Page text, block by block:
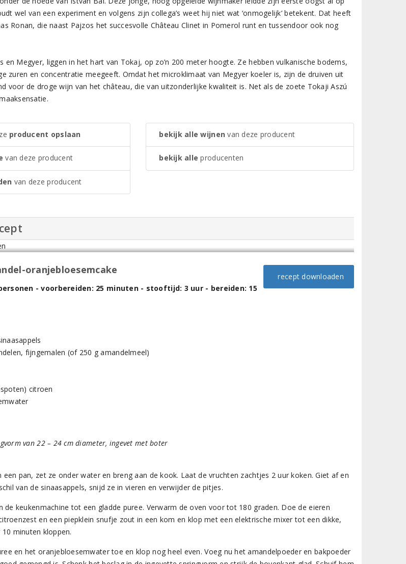
wel van een experiment en volgens zijn collega’s weet hij niet wat ‘onmogelijk’ betekent. Dat heeft
Ronan, die naast Pajzos het succesvolle Château Clinet in Pomerol runt en tussendoor ook nog
en Megyer, liggen in het hart van Tokaj, op zo’n 200 meter hoogte. Ze hebben vulkanische bodems,
zuren en concentratie meegeeft. Omdat het microklimaat van Megyer koeler is, zijn de druiven uit
voor de droge wijn van het château, die van uitzonderlijke kwaliteit is. Net als de zoete Tokaji Aszú
producent opslaan
van deze producent
van deze producent
bekijk alle wijnen van deze producent
bekijk alle producenten
recept downloaden
oranjebloesemcake
- voorbereiden: 25 minuten - stooftijd: 3 uur - bereiden: 15
fijngemalen (of 250 g amandelmeel)
citroen
van 22 – 24 cm diameter, ingevet met boter
een pan, zet ze onder water en breng aan de kook. Laat de vruchten zachtjes 2 uur koken. Giet af en
van de sinaasappels, snijd ze in vieren en verwijder de pitjes.
de keukenmachine tot een gladde puree. Verwarm de oven voor tot 180 graden. Doe de eieren
en een piepklein snufje zout in een kom en klop met een elektrische mixer tot een dikke,
minuten kloppen.
en het oranjebloesemwater toe en klop nog heel even. Voeg nu het amandelpoeder en bakpoeder